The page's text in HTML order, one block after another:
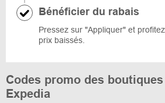
Bénéficier du rabais
Pressez sur "Appliquer" et
prix baissés.
Codes promo des
Expedia